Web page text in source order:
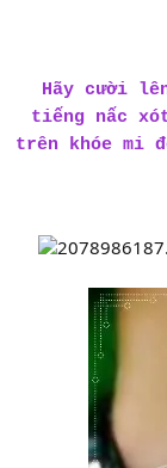
Hãy cười
tiếng nấc
trên khóe mi